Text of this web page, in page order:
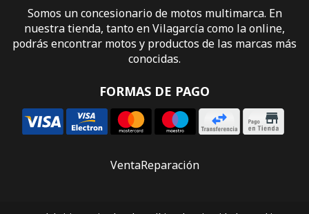
Somos un concesionario de motos multimarca. En
nuestra tienda, tanto en Vilagarcía como la online,
podrás encontrar motos y productos de las marcas más
conocidas.
FORMAS DE PAGO
VentaReparación